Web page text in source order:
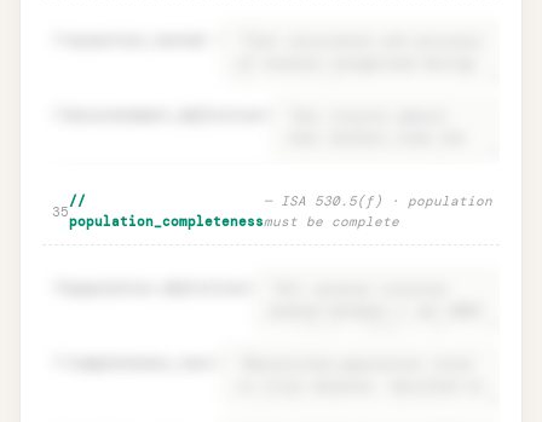
🔒Objective · ISA 530.6 what you test +
error definition
Unlock
→
35
//
population_completeness
— ISA 530.5(f) · population
must be complete